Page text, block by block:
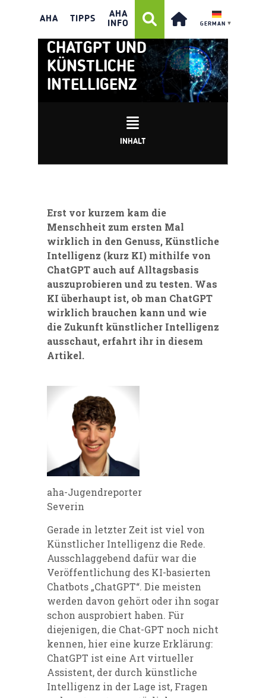
AHA TIPPS
AHA
INFO
GERMAN ▼
CHATGPT UND
KÜNSTLICHE
INTELLIGENZ
INHALT
Erst vor kurzem kam die
Menschheit zum ersten Mal
wirklich in den Genuss, Künstliche
Intelligenz (kurz KI) mithilfe von
ChatGPT auch auf Alltagsbasis
auszuprobieren und zu testen. Was
KI überhaupt ist, ob man ChatGPT
wirklich brauchen kann und wie
die Zukunft künstlicher Intelligenz
ausschaut, erfahrt ihr in diesem
Artikel.
aha-Jugendreporter
Severin
Gerade in letzter Zeit ist viel von
Künstlicher Intelligenz die Rede.
Ausschlaggebend dafür war die
Veröffentlichung des KI-basierten
Chatbots „ChatGPT“. Die meisten
werden davon gehört oder ihn sogar
schon ausprobiert haben. Für
diejenigen, die Chat-GPT noch nicht
kennen, hier eine kurze Erklärung:
ChatGPT ist eine Art virtueller
Assistent, der durch künstliche
Intelligenz in der Lage ist, Fragen